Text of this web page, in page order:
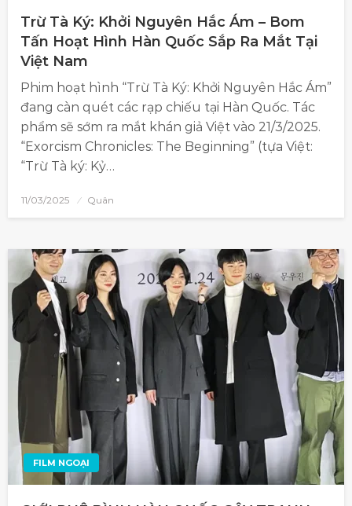
Trừ Tà Ký: Khởi Nguyên Hắc Ám – Bom
Tấn Hoạt Hình Hàn Quốc Sắp Ra Mắt Tại
Việt Nam
Phim hoạt hình “Trừ Tà Ký: Khởi Nguyên Hắc Ám”
đang càn quét các rạp chiếu tại Hàn Quốc. Tác
phẩm sẽ sớm ra mắt khán giả Việt vào 21/3/2025.
“Exorcism Chronicles: The Beginning” (tựa Việt:
“Trừ Tà ký: Kỷ…
11/03/2025 Quân
FILM NGOẠI